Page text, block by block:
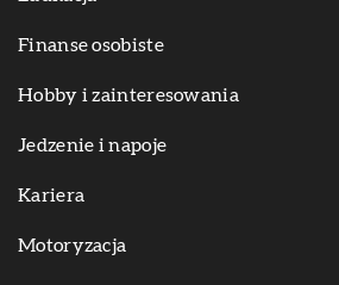
Finanse osobiste
Hobby i zainteresowania
Jedzenie i napoje
Kariera
Motoryzacja